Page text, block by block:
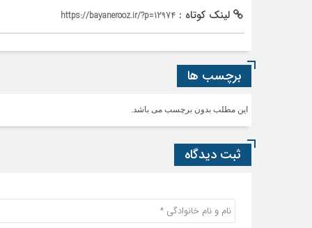
لینک کوتاه : https://bayanerooz.ir/?p=12974
برچسب ها
این مطلب بدون برچسب می باشد.
ثبت دیدگاه